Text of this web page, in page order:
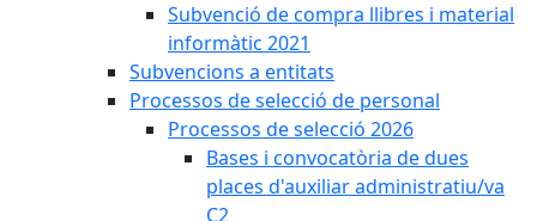
Subvenció de compra llibres i material
informàtic 2021
Subvencions a entitats
Processos de selecció de personal
Processos de selecció 2026
Bases i convocatòria de dues
places d'auxiliar administratiu/va
C2